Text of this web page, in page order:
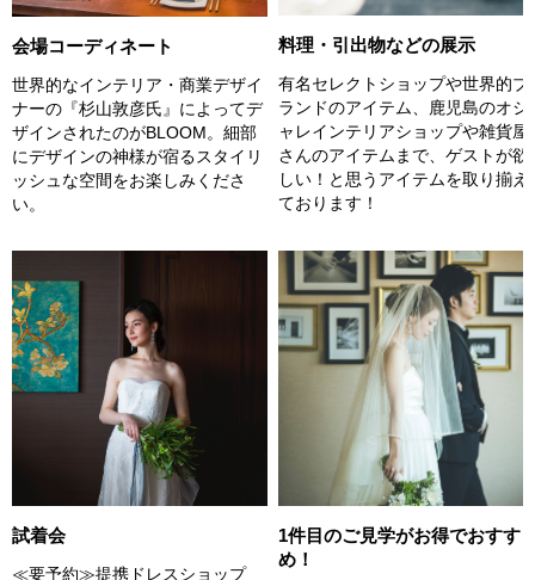
会場コーディネート
世界的なインテリア・商業デザイ
ナーの『杉山敦彦氏』によってデ
ザインされたのがBLOOM。細部
にデザインの神様が宿るスタイリ
ッシュな空間をお楽しみくださ
い。
料理・引出物などの展示
有名セレクトショップや世界的ブ
ランドのアイテム、鹿児島のオシ
ャレインテリアショップや雑貨屋
さんのアイテムまで、ゲストが欲
しい！と思うアイテムを取り揃え
ております！
試着会
≪要予約≫提携ドレスショップ
1件目のご見学がお得でおすす
め！